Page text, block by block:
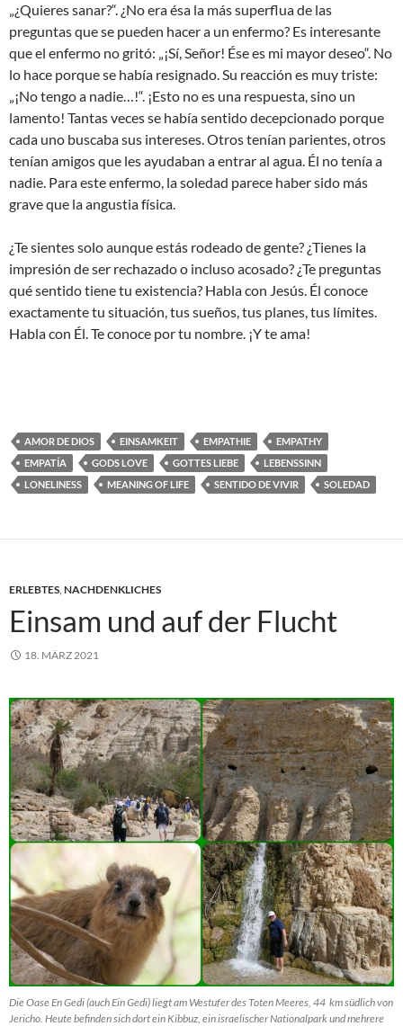
„¿Quieres sanar?“. ¿No era ésa la más superflua de las
preguntas que se pueden hacer a un enfermo? Es interesante
que el enfermo no gritó: „¡Sí, Señor! Ése es mi mayor deseo“. No
lo hace porque se había resignado. Su reacción es muy triste:
„¡No tengo a nadie…!“. ¡Esto no es una respuesta, sino un
lamento! Tantas veces se había sentido decepcionado porque
cada uno buscaba sus intereses. Otros tenían parientes, otros
tenían amigos que les ayudaban a entrar al agua. Él no tenía a
nadie. Para este enfermo, la soledad parece haber sido más
grave que la angustia física.
¿Te sientes solo aunque estás rodeado de gente? ¿Tienes la
impresión de ser rechazado o incluso acosado? ¿Te preguntas
qué sentido tiene tu existencia? Habla con Jesús. Él conoce
exactamente tu situación, tus sueños, tus planes, tus límites.
Habla con Él. Te conoce por tu nombre. ¡Y te ama!
AMOR DE DIOS EINSAMKEIT EMPATHIE
EMPATHY
EMPATÍA
GODS LOVE GOTTES LIEBE
LEBENSSINN
LONELINESS
MEANING OF LIFE SENTIDO DE VIVIR SOLEDAD
ERLEBTES, NACHDENKLICHES
Einsam und auf der Flucht
18. MÄRZ 2021
Die Oase En Gedi (auch Ein Gedi) liegt am Westufer des Toten Meeres, 44 km südlich von
Jericho. Heute befinden sich dort ein Kibbuz, ein israelischer Nationalpark und mehrere